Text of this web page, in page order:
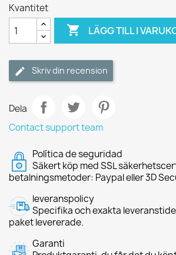
Kvantitet
 LÄGG TILL I
Skriv din recension
Dela
Contact support team
Política de seguridad
Säkert köp med SSL
betalningsmetoder: Paypal eller 3D
leveranspolicy
Specifika och exakta
paket levererade.
Garanti